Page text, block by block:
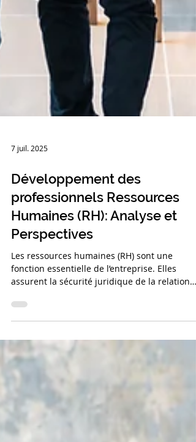
7 juil. 2025
Développement des
professionnels Ressources
Humaines (RH): Analyse et
Perspectives
Les ressources humaines (RH) sont une
fonction essentielle de l’entreprise. Elles
avec les salariés, et œuvrent pour le
développement et le bien-être des
collaborateurs au sein de l’entreprise.
il est fréquent que les professionnels des RH
négligent leur propre développement.